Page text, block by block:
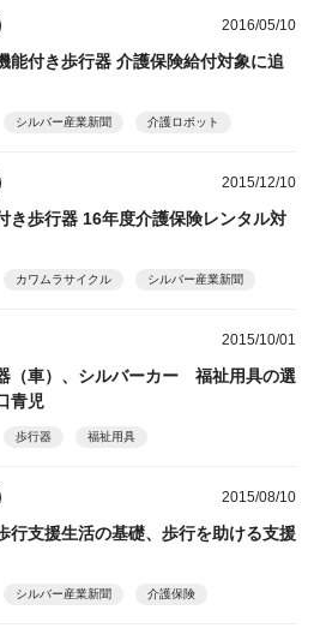
2016/05/10
能付き歩行器 介護保険給付対象に追
シルバー産業新聞 介護ロボット
2015/12/10
き歩行器 16年度介護保険レンタル対
カワムラサイクル シルバー産業新聞
2015/10/01
（車）、シルバーカー 福祉用具の選
青児
歩行器 福祉用具
2015/08/10
行支援生活の基礎、歩行を助ける支援
シルバー産業新聞 介護保険